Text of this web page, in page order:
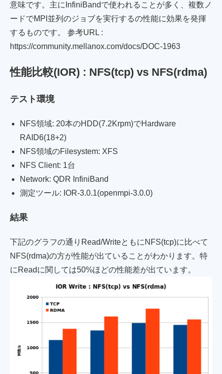
意味です。主にInfiniBandで使われることが多く、複数ノ
ードでMPI並列のジョブを実行するの性能に効果を発揮
するものです。 参考URL :
https://community.mellanox.com/docs/DOC-1963
性能比較(IOR) : NFS(tcp) vs NFS(rdma)
テスト環境
NFS領域: 20本のHDD(7.2Krpm)でHardware
RAID6(18+2)
NFS領域のFilesystem: XFS
NFS Client: 1台
Network: QDR InfiniBand
測定ツール: IOR-3.0.1(openmpi-3.0.0)
結果
下記のグラフの通りRead/WriteともにNFS(tcp)に比べて
NFS(rdma)の方が性能が出ていることがわかります。特
にReadに関しては50%ほどの性能差が出ています。